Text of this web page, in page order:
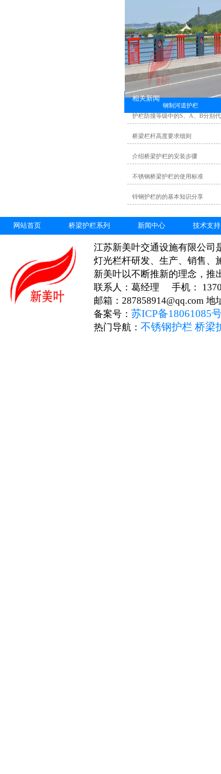
钢制河道护栏
相关新闻
护栏防撞等级中的S、A、B分别
桥梁栏杆高度要求细则
介绍桥梁护栏的安装步骤
不锈钢桥梁护栏的使用标准
锌钢护栏的的基本知识分享
网站首页 桥梁护栏系列 新闻中心 技术支持
江苏新美叶交通设施有限公司
灯光栏杆研发、生产、销售、
新美叶以不断推新的理念，推
联系人：葛经理 手机：
邮箱：287858914@qq.com
备案号： 苏ICP备18061085
热门导航： 不锈钢护栏 桥梁